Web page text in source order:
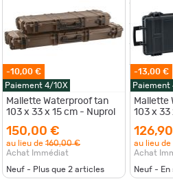
-10,00 €
Paiement 4/10X
Mallette Waterproof tan
103 x 33 x 15 cm - Nuprol
150,00 €
au lieu de 160,00 €
Achat Immédiat
Neuf - Plus que 2 articles
-13,00 €
Paiement
Mallette
103 x 33
au lieu de
Achat
Neuf - En